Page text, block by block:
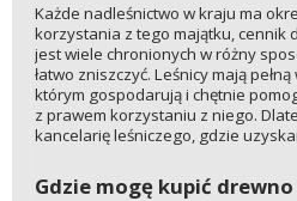
Każde nadleśnictwo w kraju ma
korzystania z tego majątku, cennik
jest wiele chronionych w różny
łatwo zniszczyć. Leśnicy mają
którym gospodarują i chętnie
z prawem korzystaniu z niego.
kancelarię leśniczego, gdzie
Gdzie mogę kupić drewno